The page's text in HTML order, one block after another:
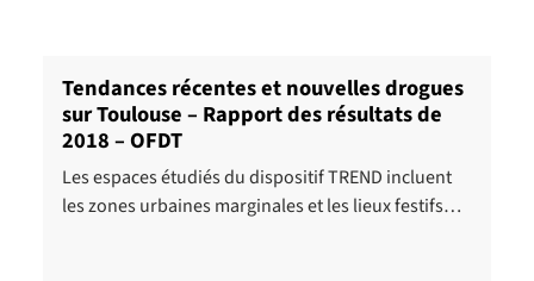
Tendances récentes et nouvelles drogues
sur Toulouse – Rapport des résultats de
2018 – OFDT
Les espaces étudiés du dispositif TREND incluent
les zones urbaines marginales et les lieux festifs…